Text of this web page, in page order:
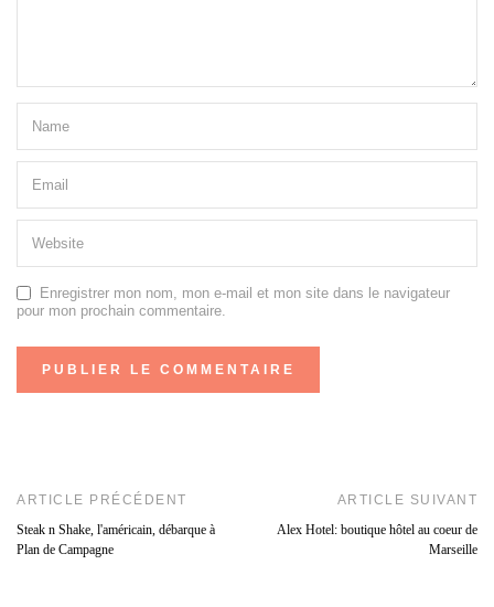
Enregistrer mon nom, mon e-mail et mon site dans le navigateur
pour mon prochain commentaire.
ARTICLE PRÉCÉDENT
Steak n Shake, l'américain, débarque à
Plan de Campagne
ARTICLE SUIVANT
Alex Hotel: boutique hôtel au coeur de
Marseille